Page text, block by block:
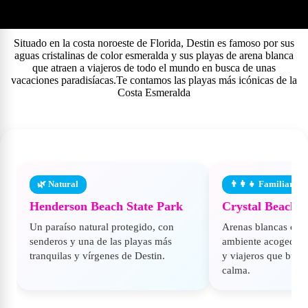
Situado en la costa noroeste de Florida, Destin es famoso por sus
aguas cristalinas de color esmeralda y sus playas de arena blanca
que atraen a viajeros de todo el mundo en busca de unas
vacaciones paradisíacas.Te contamos las playas más icónicas de la
Costa Esmeralda
🌿 Natural
Henderson Beach State Park
Un paraíso natural protegido, con
senderos y una de las playas más
tranquilas y vírgenes de Destin.
👨‍👩‍👧 Familiar
Crystal Beach
Arenas blancas
ambiente
y viajeros que
calma.